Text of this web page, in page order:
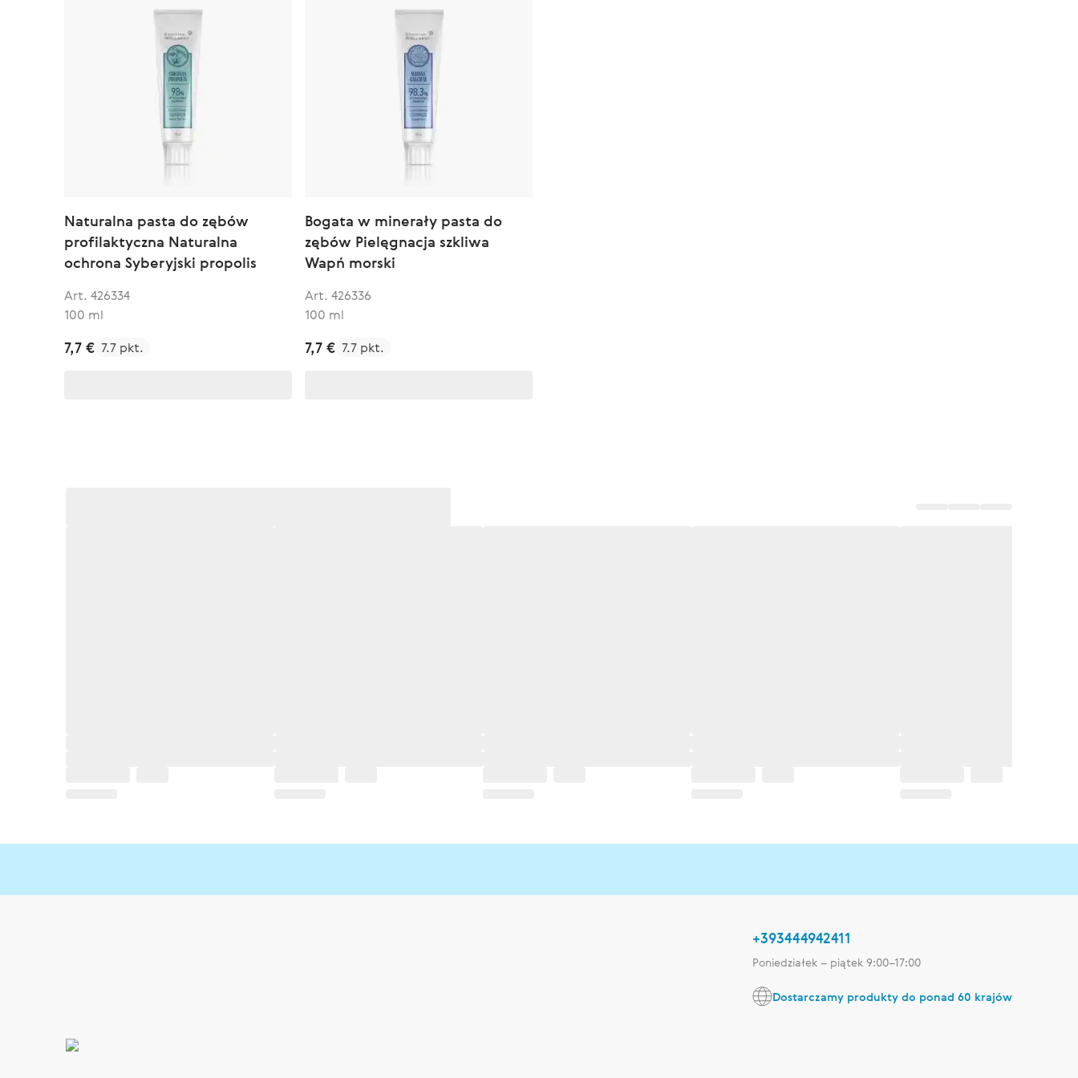
Naturalna pasta do zębów
profilaktyczna Naturalna
ochrona Syberyjski propolis
Art. 426334
100 ml
7,7 € 7.7 pkt.
Bogata w minerały pasta do
zębów Pielęgnacja szkliwa
Wapń morski
Art. 426336
100 ml
7,7 € 7.7 pkt.
+393444942411
Poniedziałek – piątek 9:00–17:00
Dostarczamy produkty do ponad 60 krajów